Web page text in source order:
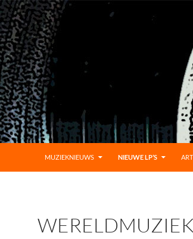
MUZIEKNIEUWS
NIEUWE LP’S